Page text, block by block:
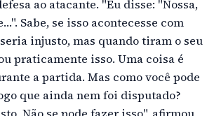
ao atacante. "Eu disse: "Nossa,
Sabe, se isso acontecesse com
injusto, mas quando tiram o seu
praticamente isso. Uma coisa é
a partida. Mas como você pode
que ainda nem foi disputado?